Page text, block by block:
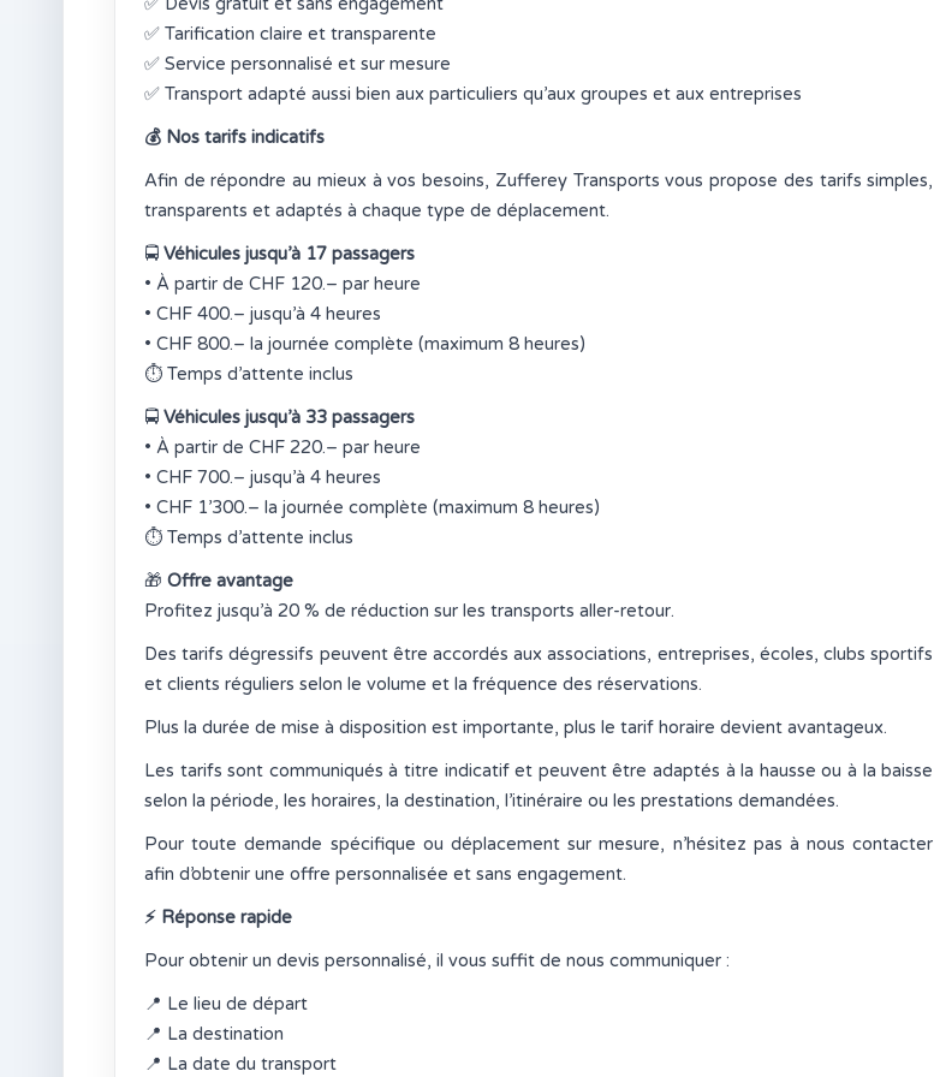
✅ Devis gratuit et sans engagement
✅ Tarification claire et transparente
✅ Service personnalisé et sur mesure
✅ Transport adapté aussi bien aux particuliers qu’aux groupes et aux entreprises
💰 Nos tarifs indicatifs
Afin de répondre au mieux à vos besoins, Zufferey Transports vous propose des tarifs simples,
transparents et adaptés à chaque type de déplacement.
🚍 Véhicules jusqu’à 17 passagers
• À partir de CHF 120.– par heure
• CHF 400.– jusqu’à 4 heures
• CHF 800.– la journée complète (maximum 8 heures)
⏱ Temps d’attente inclus
🚍 Véhicules jusqu’à 33 passagers
• À partir de CHF 220.– par heure
• CHF 700.– jusqu’à 4 heures
• CHF 1’300.– la journée complète (maximum 8 heures)
⏱ Temps d’attente inclus
🎁 Offre avantage
Profitez jusqu’à 20 % de réduction sur les transports aller-retour.
Des tarifs dégressifs peuvent être accordés aux associations, entreprises, écoles, clubs sportifs
et clients réguliers selon le volume et la fréquence des réservations.
Plus la durée de mise à disposition est importante, plus le tarif horaire devient avantageux.
Les tarifs sont communiqués à titre indicatif et peuvent être adaptés à la hausse ou à la baisse
selon la période, les horaires, la destination, l’itinéraire ou les prestations demandées.
Pour toute demande spécifique ou déplacement sur mesure, n’hésitez pas à nous contacter
afin d’obtenir une offre personnalisée et sans engagement.
⚡ Réponse rapide
Pour obtenir un devis personnalisé, il vous suffit de nous communiquer :
📍 Le lieu de départ
📍 La destination
📍 La date du transport